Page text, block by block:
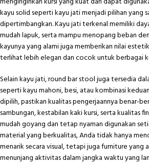
kayu solid seperti kayu jati menjadi pilihan yang
dipertimbangkan. Kayu jati terkenal memiliki
mudah lapuk, serta mampu menopang beban
kayunya yang alami juga memberikan nilai
terlihat lebih elegan dan cocok untuk berbagai
Selain kayu jati, round bar stool juga tersedia
seperti kayu mahoni, besi, atau kombinasi
dipilih, pastikan kualitas pengerjaannya benar-
sambungan, kestabilan kaki kursi, serta kualitas
mudah goyang dan tetap nyaman digunakan
material yang berkualitas, Anda tidak hanya
menarik secara visual, tetapi juga furniture yang
menunjang aktivitas dalam jangka waktu yang